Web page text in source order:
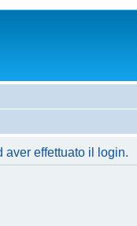
aver effettuato il login.